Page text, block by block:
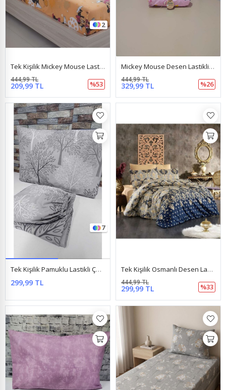
2
Tek Kişilik Mickey Mouse Lastikli Çarşaf Takımı Çocuk Bebek Sarı Mickey
209,99 TL
444,99 TL
%53
Mickey Mouse Desen Lastikli Çarşaf Takımı Pembe
329,99 TL
444,99 TL
%26
7
Tek Kişilik Pamuklu Lastikli Çarşaf Takımı 100X200 & 120X200 Yeni Gri Ağaç
299,99 TL
Tek Kişilik Osmanlı Desen Lastikli Çarşaf Takımı Lacivert
299,99 TL
444,99 TL
%33